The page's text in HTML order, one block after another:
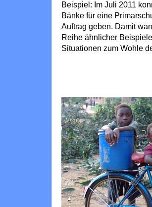
Beispiel: Im Juli 2011
Bänke für eine
Auftrag geben. Damit
Reihe ähnlicher
Situationen zum Wohle